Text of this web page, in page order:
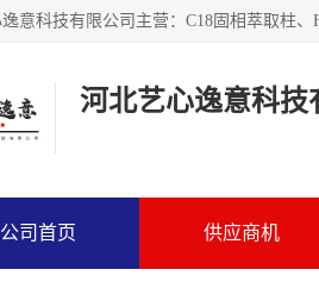
河北艺心逸意科技
公司首页 供应商机